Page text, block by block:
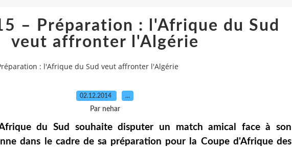
– Préparation : l'Afrique du Sud
veut affronter l'Algérie
: l'Afrique du Sud veut affronter l'Algérie
02.12.2014 …
Par nehar
du Sud souhaite disputer un match amical face à son
dans le cadre de sa préparation pour la Coupe d'Afrique des